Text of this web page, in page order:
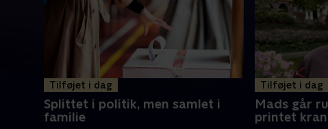
Tilføjet i dag
Splittet i politik, men samlet i
familie
Tilføjet i dag
Mads går
printet